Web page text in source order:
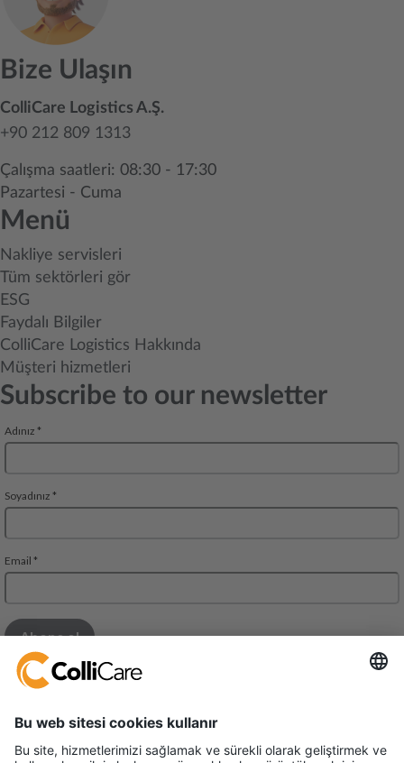
Bize Ulaşın
ColliCare Logistics A.Ş.
+90 212 809 1313
Çalışma saatleri: 08:30 - 17:30
Pazartesi - Cuma
Menü
Nakliye servisleri
Tüm sektörleri gör
ESG
Faydalı Bilgiler
ColliCare Logistics Hakkında
Müşteri hizmetleri
Subscribe to our newsletter